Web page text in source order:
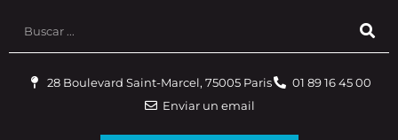
28 Boulevard Saint-Marcel, 75005 Paris
01 89 16 45 00
Enviar un email